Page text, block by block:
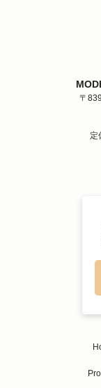
〒
定